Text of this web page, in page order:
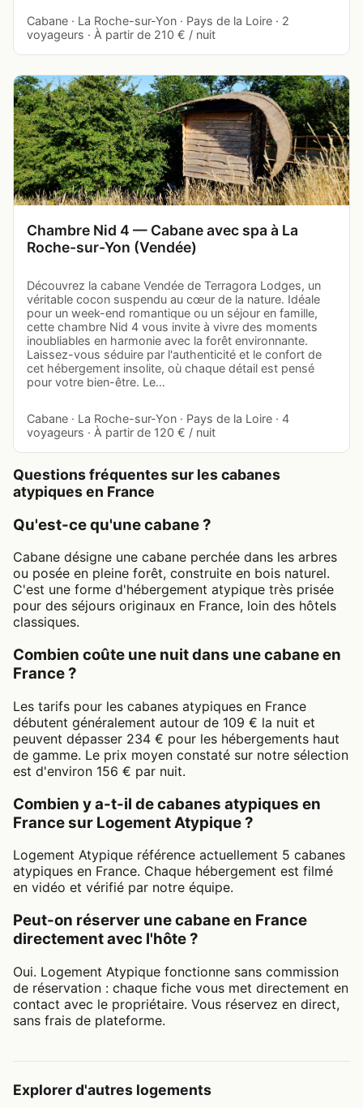
Cabane · La Roche-sur-Yon · Pays de la Loire · 2
voyageurs · À partir de 210 € / nuit
Chambre Nid 4 — Cabane avec spa à La
Roche-sur-Yon (Vendée)
Découvrez la cabane Vendée de Terragora Lodges, un
véritable cocon suspendu au cœur de la nature. Idéale
pour un week-end romantique ou un séjour en famille,
cette chambre Nid 4 vous invite à vivre des moments
inoubliables en harmonie avec la forêt environnante.
Laissez-vous séduire par l'authenticité et le confort de
cet hébergement insolite, où chaque détail est pensé
pour votre bien-être. Le…
Cabane · La Roche-sur-Yon · Pays de la Loire · 4
voyageurs · À partir de 120 € / nuit
Questions fréquentes sur les cabanes
atypiques en France
Qu'est-ce qu'une cabane ?
Cabane désigne une cabane perchée dans les arbres
ou posée en pleine forêt, construite en bois naturel.
C'est une forme d'hébergement atypique très prisée
pour des séjours originaux en France, loin des hôtels
classiques.
Combien coûte une nuit dans une cabane en
France ?
Les tarifs pour les cabanes atypiques en France
débutent généralement autour de 109 € la nuit et
peuvent dépasser 234 € pour les hébergements haut
de gamme. Le prix moyen constaté sur notre sélection
est d'environ 156 € par nuit.
Combien y a-t-il de cabanes atypiques en
France sur Logement Atypique ?
Logement Atypique référence actuellement 5 cabanes
atypiques en France. Chaque hébergement est filmé
en vidéo et vérifié par notre équipe.
Peut-on réserver une cabane en France
directement avec l'hôte ?
Oui. Logement Atypique fonctionne sans commission
de réservation : chaque fiche vous met directement en
contact avec le propriétaire. Vous réservez en direct,
sans frais de plateforme.
Explorer d'autres logements